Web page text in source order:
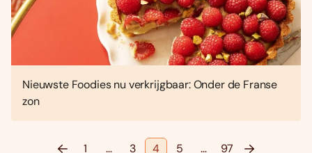
Nieuwste Foodies nu verkrijgbaar: Onder de Franse
zon
1 … 3 4 5 … 97